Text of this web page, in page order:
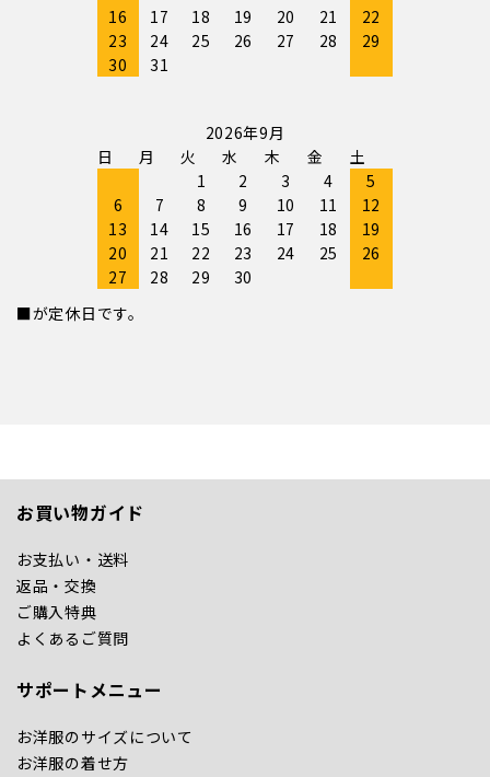
16
17 18 19 20 21
22
23
24 25 26 27 28
29
30
31
2026年9月
日
月 火 水 木 金
土
1
2 3 4
5
6
7 8 9 10 11
12
13
14 15 16 17 18
19
20
21 22 23 24 25
26
27
28 29
30
■が定休日です。
お買い物ガイド
お支払い・送料
返品・交換
ご購入特典
よくあるご質問
サポートメニュー
お洋服のサイズについて
お洋服の着せ方